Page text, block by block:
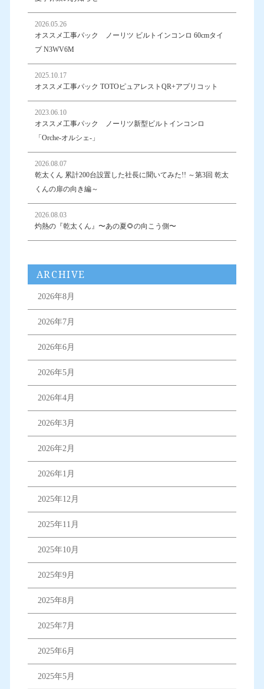
2026.05.26
オススメ工事パック ノーリツ ビルトインコンロ 60cmタイ
プ N3WV6M
2025.10.17
オススメ工事パック TOTOピュアレストQR+アプリコット
2023.06.10
オススメ工事パック ノーリツ新型ビルトインコンロ
「Orche-オルシェ-」
2026.08.07
乾太くん 累計200台設置した社長に聞いてみた!! ～第3回 乾太
くんの扉の向き編～
2026.08.03
灼熱の『乾太くん』〜あの夏🌻の向こう側〜
ARCHIVE
2026年8月
2026年7月
2026年6月
2026年5月
2026年4月
2026年3月
2026年2月
2026年1月
2025年12月
2025年11月
2025年10月
2025年9月
2025年8月
2025年7月
2025年6月
2025年5月